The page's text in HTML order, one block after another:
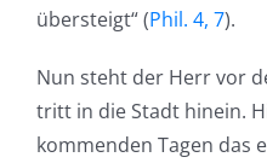
übersteigt“ (Phil. 4, 7).
Nun steht der Herr vor
tritt in die Stadt hinein.
kommenden Tagen das